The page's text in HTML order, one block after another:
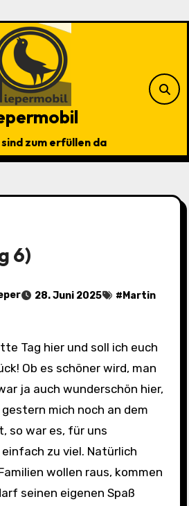
zum erfüllen da
6)
28. Juni 2025 # Martin
Ob es schöner wird, man
ja auch wunderschön hier,
mich noch an dem
so war es, für uns
zu viel. Natürlich
wollen raus, kommen
seinen eigenen Spaß